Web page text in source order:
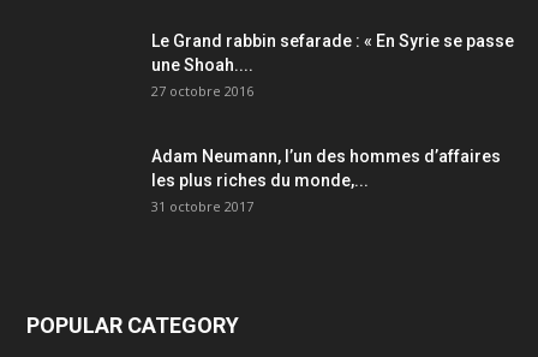
Le Grand rabbin sefarade : « En Syrie se passe
une Shoah....
27 octobre 2016
Adam Neumann, l’un des hommes d’affaires
les plus riches du monde,...
31 octobre 2017
POPULAR CATEGORY